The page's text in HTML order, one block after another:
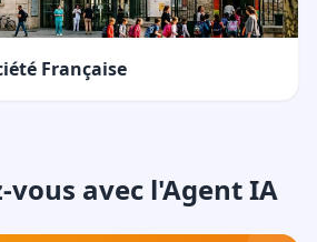
Française
avec l'Agent IA